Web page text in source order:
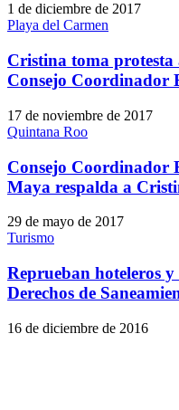
1 de diciembre de 2017
Playa del Carmen
Cristina toma protesta
Consejo Coordinador
17 de noviembre de 2017
Quintana Roo
Consejo Coordinador
Maya respalda a
29 de mayo de 2017
Turismo
Reprueban hoteleros
Derechos de
16 de diciembre de 2016